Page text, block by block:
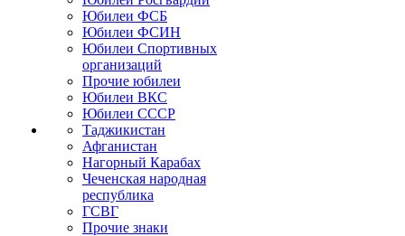
Юбилеи ФСБ
Юбилеи ФСИН
Юбилеи Спортивных
организаций
Прочие юбилеи
Юбилеи ВКС
Юбилеи СССР
Таджикистан
Афганистан
Нагорный Карабах
Чеченская народная
республика
ГСВГ
Прочие знаки